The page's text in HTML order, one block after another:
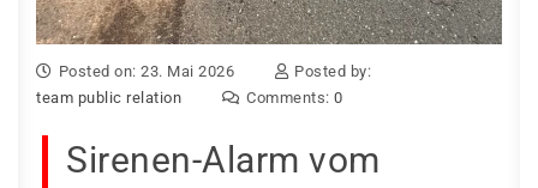
Posted on: 23. Mai 2026
Posted by:
team public relation
Comments: 0
Sirenen-Alarm vom